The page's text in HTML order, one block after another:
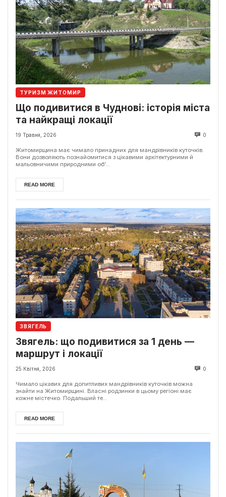
ТУРИЗМ ЖИТОМИР
Що подивитися в Чуднові: історія міста
та найкращі локації
19 Травня, 2026 0
Житомирщина має чимало принадних для мандрівників куточків.
Вони дозволяють познайомитися з цікавими архітектурними й
мальовничими природними об’...
READ MORE
ЗВЯГЕЛЬ
Звягель: що подивитися за 1 день —
маршрут і локації
25 Квітня, 2026 0
Чимало цікавих для допитливих мандрівників куточків можна
знайти на Житомирщині. Власні родзинки в цьому регіоні має
кожне містечко. Подальший те...
READ MORE